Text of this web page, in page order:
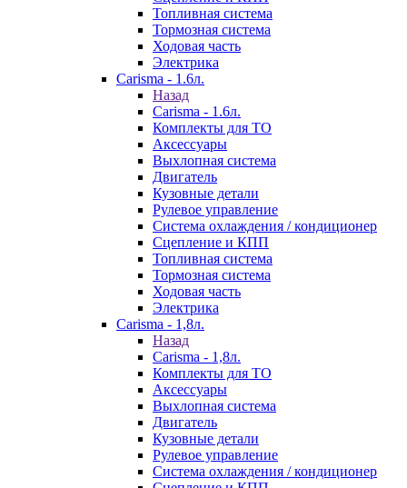
Топливная система
Тормозная система
Ходовая часть
Электрика
Carisma - 1.6л.
Назад
Carisma - 1.6л.
Комплекты для ТО
Аксессуары
Выхлопная система
Двигатель
Кузовные детали
Рулевое управление
Система охлаждения / кондиционер
Сцепление и КПП
Топливная система
Тормозная система
Ходовая часть
Электрика
Carisma - 1,8л.
Назад
Carisma - 1,8л.
Комплекты для ТО
Аксессуары
Выхлопная система
Двигатель
Кузовные детали
Рулевое управление
Система охлаждения / кондиционер